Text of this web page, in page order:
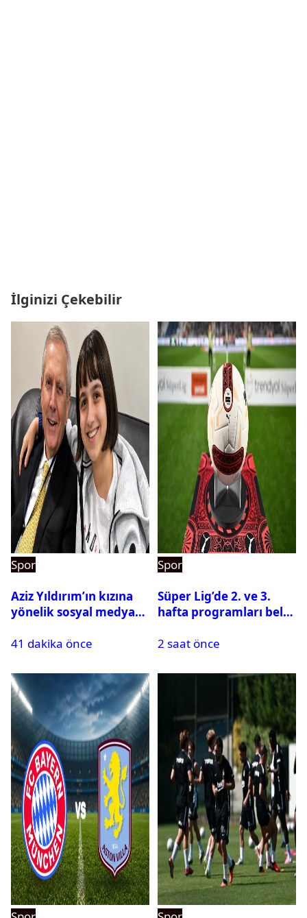
İlginizi Çekebilir
Spor
Aziz Yıldırım’ın kızına
yönelik sosyal medya
hakkında karar çıktı
41 dakika önce
Spor
Süper Lig’de 2. ve 3.
hafta programları belli
2 saat önce